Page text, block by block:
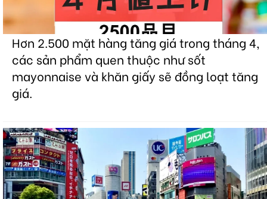
Hơn 2.500 mặt hàng tăng giá trong tháng 4,
các sản phẩm quen thuộc như sốt
mayonnaise và khăn giấy sẽ đồng loạt tăng
giá.